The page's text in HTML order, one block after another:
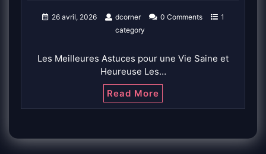
26 avril, 2026 dcorner 0 Comments
1
category
Les Meilleures Astuces pour une Vie Saine et
Heureuse Les…
Read More